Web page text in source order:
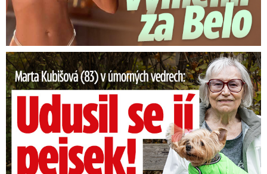
Marta Kubišová (83) v úmorných vedrech: Udusil se jí pejsek!